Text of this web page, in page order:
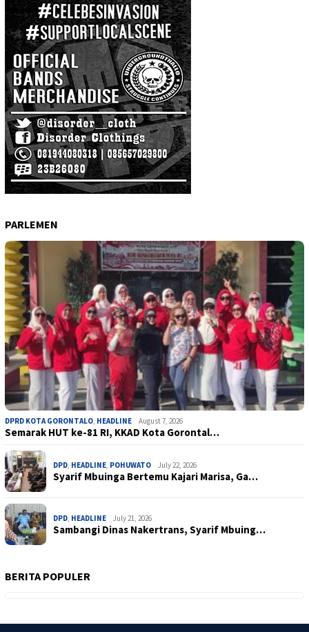
PARLEMEN
DPRD KOTA GORONTALO, HEADLINE August 7, 2026
Semarak HUT ke-81 RI, KKAD Kota Gorontal…
DPD, HEADLINE, POHUWATO July 22, 2026
Syarif Mbuinga Bertemu Kajari Marisa, Ga…
DPD, HEADLINE July 21, 2026
Sambangi Dinas Nakertrans, Syarif Mbuing…
BERITA POPULER